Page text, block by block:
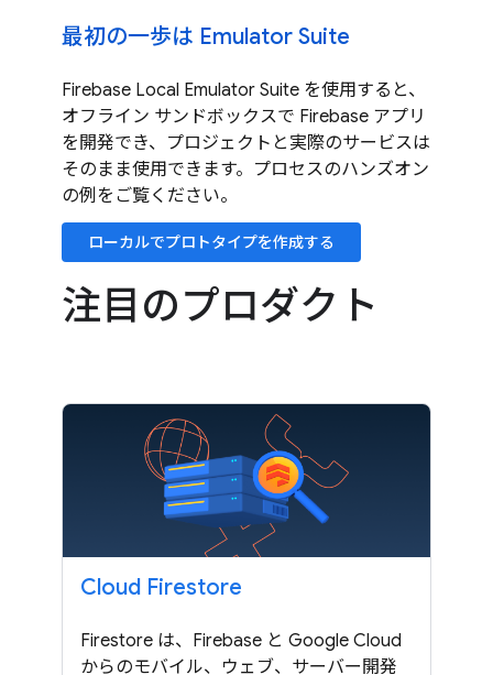
最初の一歩は Emulator Suite
Firebase Local Emulator Suite を使用すると、
オフライン サンドボックスで Firebase アプリ
を開発でき、プロジェクトと実際のサービスは
そのまま使用できます。プロセスのハンズオン
の例をご覧ください。
ローカルでプロトタイプを作成する
注目のプロダクト
Cloud Firestore
Firestore は、Firebase と Google Cloud
からのモバイル、ウェブ、サーバー開発